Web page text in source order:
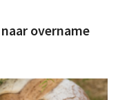
overname